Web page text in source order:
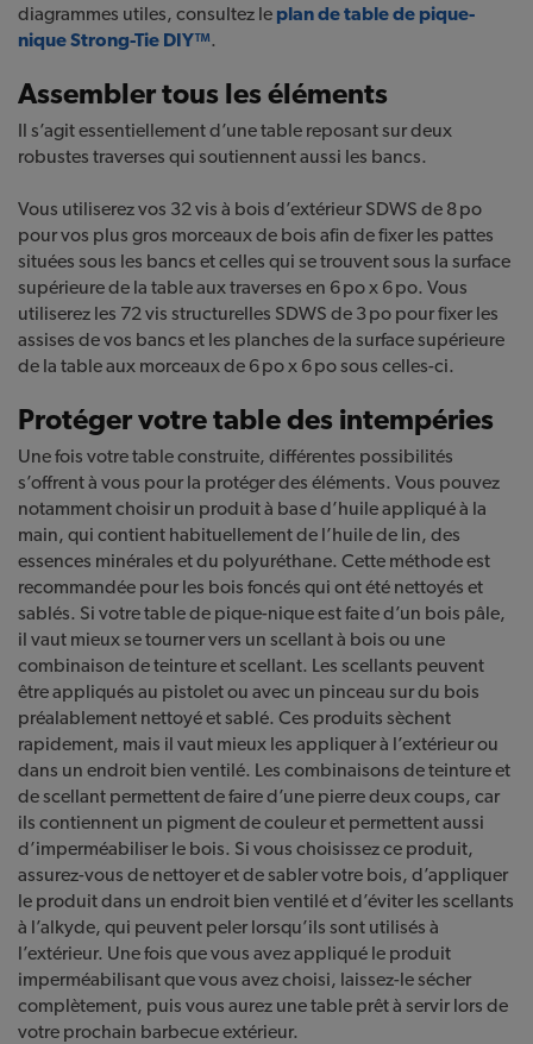
diagrammes utiles, consultez le plan de table de pique-
nique Strong-Tie DIY™.
Assembler tous les éléments
Il s’agit essentiellement d’une table reposant sur deux
robustes traverses qui soutiennent aussi les bancs.
Vous utiliserez vos 32 vis à bois d’extérieur SDWS de 8 po
pour vos plus gros morceaux de bois afin de fixer les pattes
situées sous les bancs et celles qui se trouvent sous la surface
supérieure de la table aux traverses en 6 po x 6 po. Vous
utiliserez les 72 vis structurelles SDWS de 3 po pour fixer les
assises de vos bancs et les planches de la surface supérieure
de la table aux morceaux de 6 po x 6 po sous celles-ci.
Protéger votre table des intempéries
Une fois votre table construite, différentes possibilités
s’offrent à vous pour la protéger des éléments. Vous pouvez
notamment choisir un produit à base d’huile appliqué à la
main, qui contient habituellement de l’huile de lin, des
essences minérales et du polyuréthane. Cette méthode est
recommandée pour les bois foncés qui ont été nettoyés et
sablés. Si votre table de pique-nique est faite d’un bois pâle,
il vaut mieux se tourner vers un scellant à bois ou une
combinaison de teinture et scellant. Les scellants peuvent
être appliqués au pistolet ou avec un pinceau sur du bois
préalablement nettoyé et sablé. Ces produits sèchent
rapidement, mais il vaut mieux les appliquer à l’extérieur ou
dans un endroit bien ventilé. Les combinaisons de teinture et
de scellant permettent de faire d’une pierre deux coups, car
ils contiennent un pigment de couleur et permettent aussi
d’imperméabiliser le bois. Si vous choisissez ce produit,
assurez-vous de nettoyer et de sabler votre bois, d’appliquer
le produit dans un endroit bien ventilé et d’éviter les scellants
à l’alkyde, qui peuvent peler lorsqu’ils sont utilisés à
l’extérieur. Une fois que vous avez appliqué le produit
imperméabilisant que vous avez choisi, laissez-le sécher
complètement, puis vous aurez une table prêtà servir lors de
votre prochain barbecue extérieur.